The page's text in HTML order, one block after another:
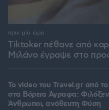
Tiktoker πέθανε από
Μιλάνο έγραψε στο
πριν μία ώρα
To video του Travel.gr από το
στα Βόρεια Άγραφα:
Άνθρωποι, ανόθευτη Φύση